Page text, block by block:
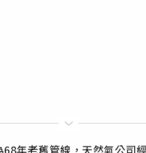
年老舊管線，天然氣公司